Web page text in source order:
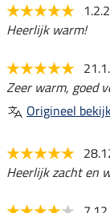
Heerlijk warm!
Zeer warm, goed
Origineel
Heerlijk zacht en